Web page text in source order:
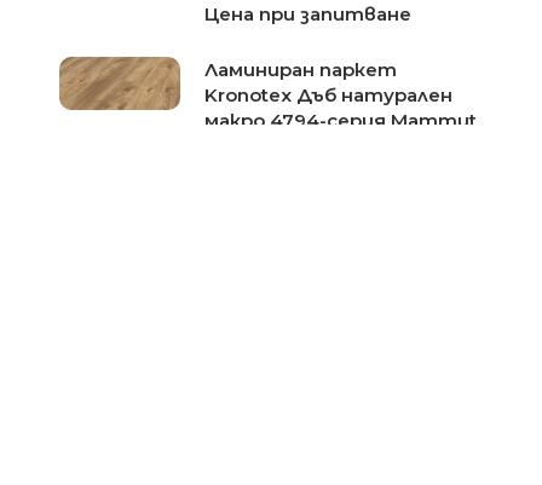
Цена при запитване
Ламиниран паркет
Kronotex Дъб натурален
макро 4794-серия Mammut